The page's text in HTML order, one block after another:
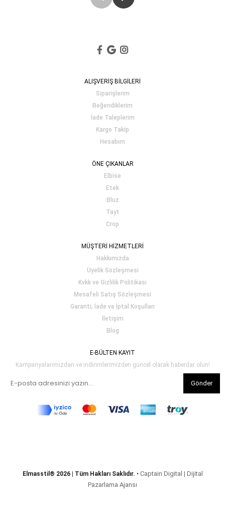
ALIŞVERİŞ BİLGİLERİ
Siparişlerim
Beğendiklerim
İade Taleplerim
Kargo Takip
Hesabım
ÖNE ÇIKANLAR
Elbise
Etek
Bluz
Tayt
Crop
MÜŞTERİ HİZMETLERİ
Hakkımızda
Üyelik Sözleşmesi
Kvkk ve Gizlilik Politikası
Mesafeli Satış Sözleşmesi
Garanti, İade ve İptal Koşulları
İletişim
Blog
E-BÜLTEN KAYIT
Kampanyalarımızdan ve indirimlerimizden güncel olarak haberdar olun!
Gönder
Elmasstil® 2026 | Tüm Hakları Saklıdır. • Captain Digital | Dijital
Pazarlama Ajansı